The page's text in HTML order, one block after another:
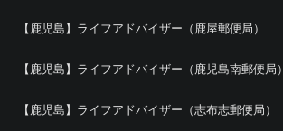
【鹿児島】ライフアドバイザー（鹿屋郵便局）
【鹿児島】ライフアドバイザー（鹿児島南郵便局）
【鹿児島】ライフアドバイザー（志布志郵便局）